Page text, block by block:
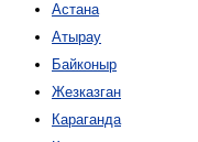
Астана
Атырау
Байконыр
Жезказган
Караганда